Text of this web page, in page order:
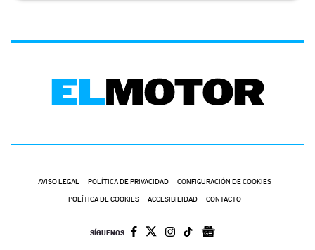
AVISO LEGAL POLÍTICA DE PRIVACIDAD CONFIGURACIÓN DE COOKIES
POLÍTICA DE COOKIES ACCESIBILIDAD CONTACTO
SÍGUENOS: